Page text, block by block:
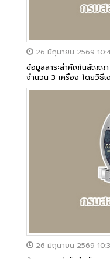
26 มิถุนายน 2569
ข้อมูลสาระสำคัญในสัญญา
จำนวน 3 เครื่อง โดยวิธีเฉ
26 มิถุนายน 2569